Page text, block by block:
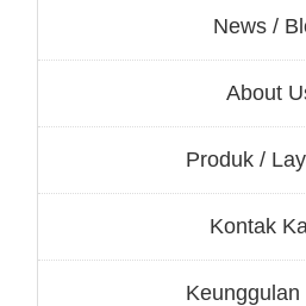
News /
About
Produk /
Kontak
Keunggulan